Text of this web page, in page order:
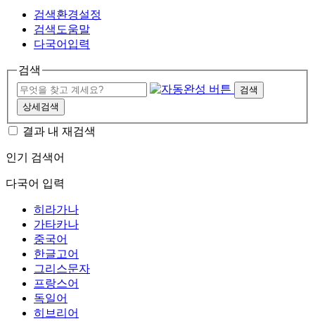
검색환경설정
검색도움말
다국어입력
검색
검색
상세검색
결과 내 재검색
인기 검색어
다국어 입력
히라가나
가타카나
중국어
한글고어
그리스문자
프랑스어
독일어
히브리어